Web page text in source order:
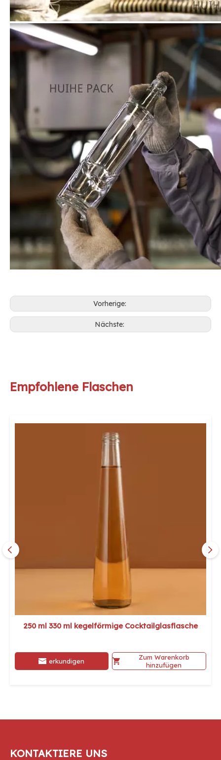
Vorherige:
Nächste:
Empfohlene Flaschen
250 ml 330 ml kegelförmige Cocktailglasflasche
erkundigen
Zum Warenkorb
hinzufügen
KONTAKTIERE UNS